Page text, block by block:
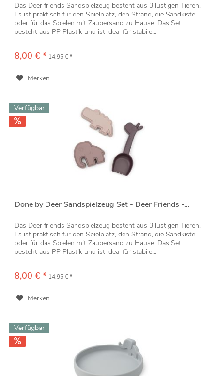
Das Deer friends Sandspielzeug besteht aus 3 lustigen Tieren.
Es ist praktisch für den Spielplatz, den Strand, die Sandkiste
oder für das Spielen mit Zaubersand zu Hause. Das Set
besteht aus PP Plastik und ist ideal für stabile...
8,00 € * 14,95 € *
Merken
Verfügbar
Done by Deer Sandspielzeug Set - Deer Friends -...
Das Deer friends Sandspielzeug besteht aus 3 lustigen Tieren.
Es ist praktisch für den Spielplatz, den Strand, die Sandkiste
oder für das Spielen mit Zaubersand zu Hause. Das Set
besteht aus PP Plastik und ist ideal für stabile...
8,00 € * 14,95 € *
Merken
Verfügbar